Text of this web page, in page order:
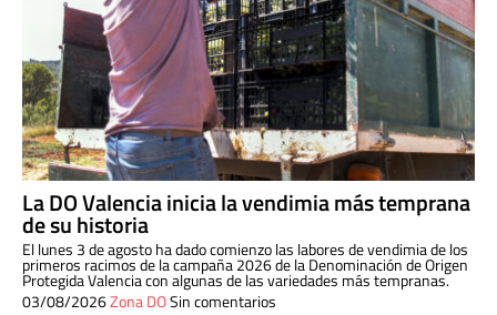
La DO Valencia inicia la vendimia más temprana
de su historia
El lunes 3 de agosto ha dado comienzo las labores de vendimia de los
primeros racimos de la campaña 2026 de la Denominación de Origen
Protegida Valencia con algunas de las variedades más tempranas.
03/08/2026Zona DOSin comentarios